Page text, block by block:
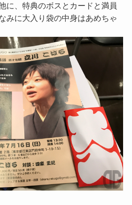
に、特典のボスとカードと満員
みに大入り袋の中身はあめちゃ